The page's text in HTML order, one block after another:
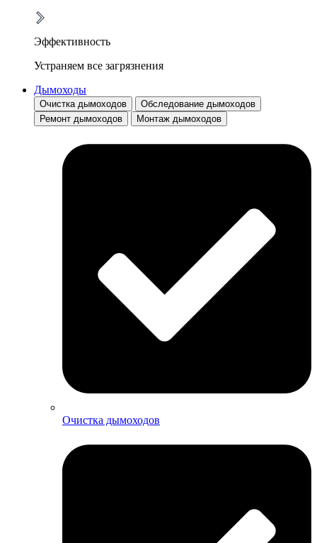
Эффективность
Устраняем все загрязнения
Дымоходы
Очистка дымоходов
Обследование дымоходов
Ремонт дымоходов
Монтаж дымоходов
Очистка дымоходов